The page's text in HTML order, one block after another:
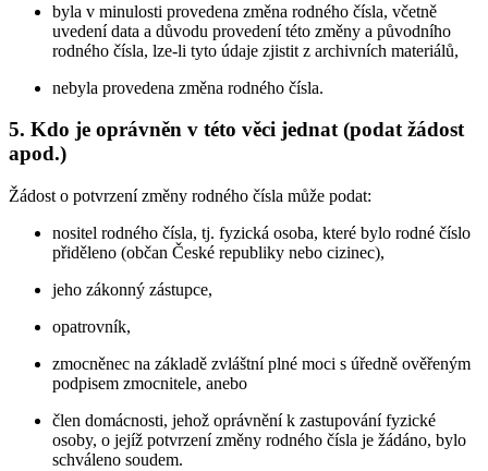
byla v minulosti provedena změna rodného čísla, včetně
uvedení data a důvodu provedení této změny a původního
rodného čísla, lze-li tyto údaje zjistit z archivních materiálů,
nebyla provedena změna rodného čísla.
5. Kdo je oprávněn v této věci jednat (podat žádost
apod.)
Žádost o potvrzení změny rodného čísla může podat:
nositel rodného čísla, tj. fyzická osoba, které bylo rodné číslo
přiděleno (občan České republiky nebo cizinec),
jeho zákonný zástupce,
opatrovník,
zmocněnec na základě zvláštní plné moci s úředně ověřeným
podpisem zmocnitele, anebo
člen domácnosti, jehož oprávnění k zastupování fyzické
osoby, o jejíž potvrzení změny rodného čísla je žádáno, bylo
schváleno soudem.